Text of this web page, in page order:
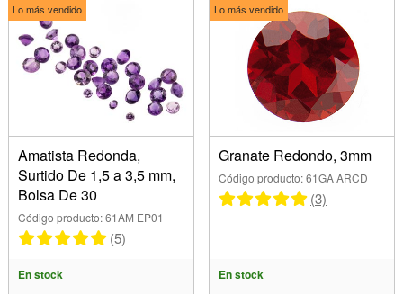
Lo más vendido
Amatista Redonda,
Surtido De 1,5 a 3,5 mm,
Bolsa De 30
Código producto: 61AM EP01
(5)
En stock
Lo más vendido
Granate Redondo, 3mm
Código producto: 61GA ARCD
(3)
En stock